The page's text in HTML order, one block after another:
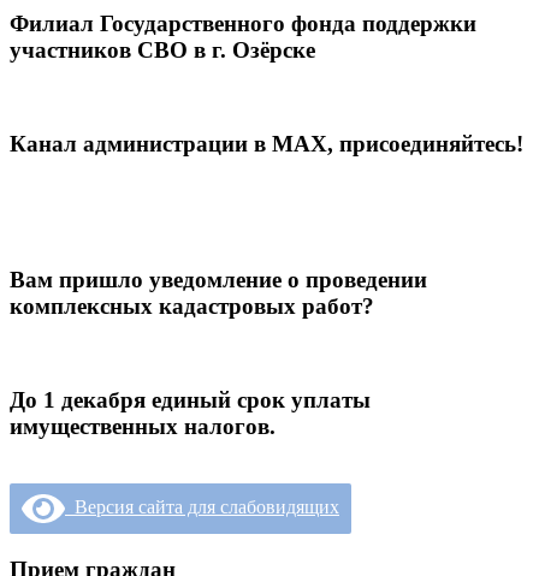
Филиал Государственного фонда поддержки
участников СВО в г. Озёрске
Канал администрации в МАХ, присоединяйтесь!
Вам пришло уведомление о проведении
комплексных кадастровых работ?
До 1 декабря единый срок уплаты
имущественных налогов.
Версия сайта для слабовидящих
Прием граждан